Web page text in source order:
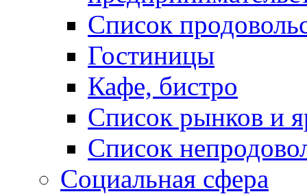
Список
Гостиницы
Кафе, бистро
Cписок рынков и
Список
Социальная сфера